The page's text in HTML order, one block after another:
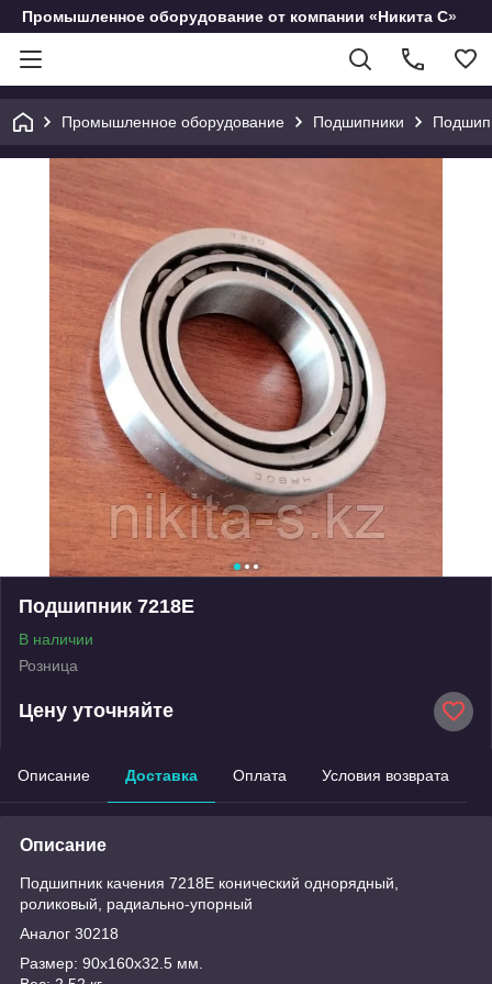
Промышленное оборудование от компании «Никита С»
Промышленное оборудование Подшипники
Подшипник 7218E
В наличии
Розница
Цену уточняйте
Описание Доставка Оплата Условия возврата
Описание
Подшипник качения 7218E конический однорядный,
роликовый, радиально-упорный
Аналог 30218
Размер: 90x160x32.5 мм.